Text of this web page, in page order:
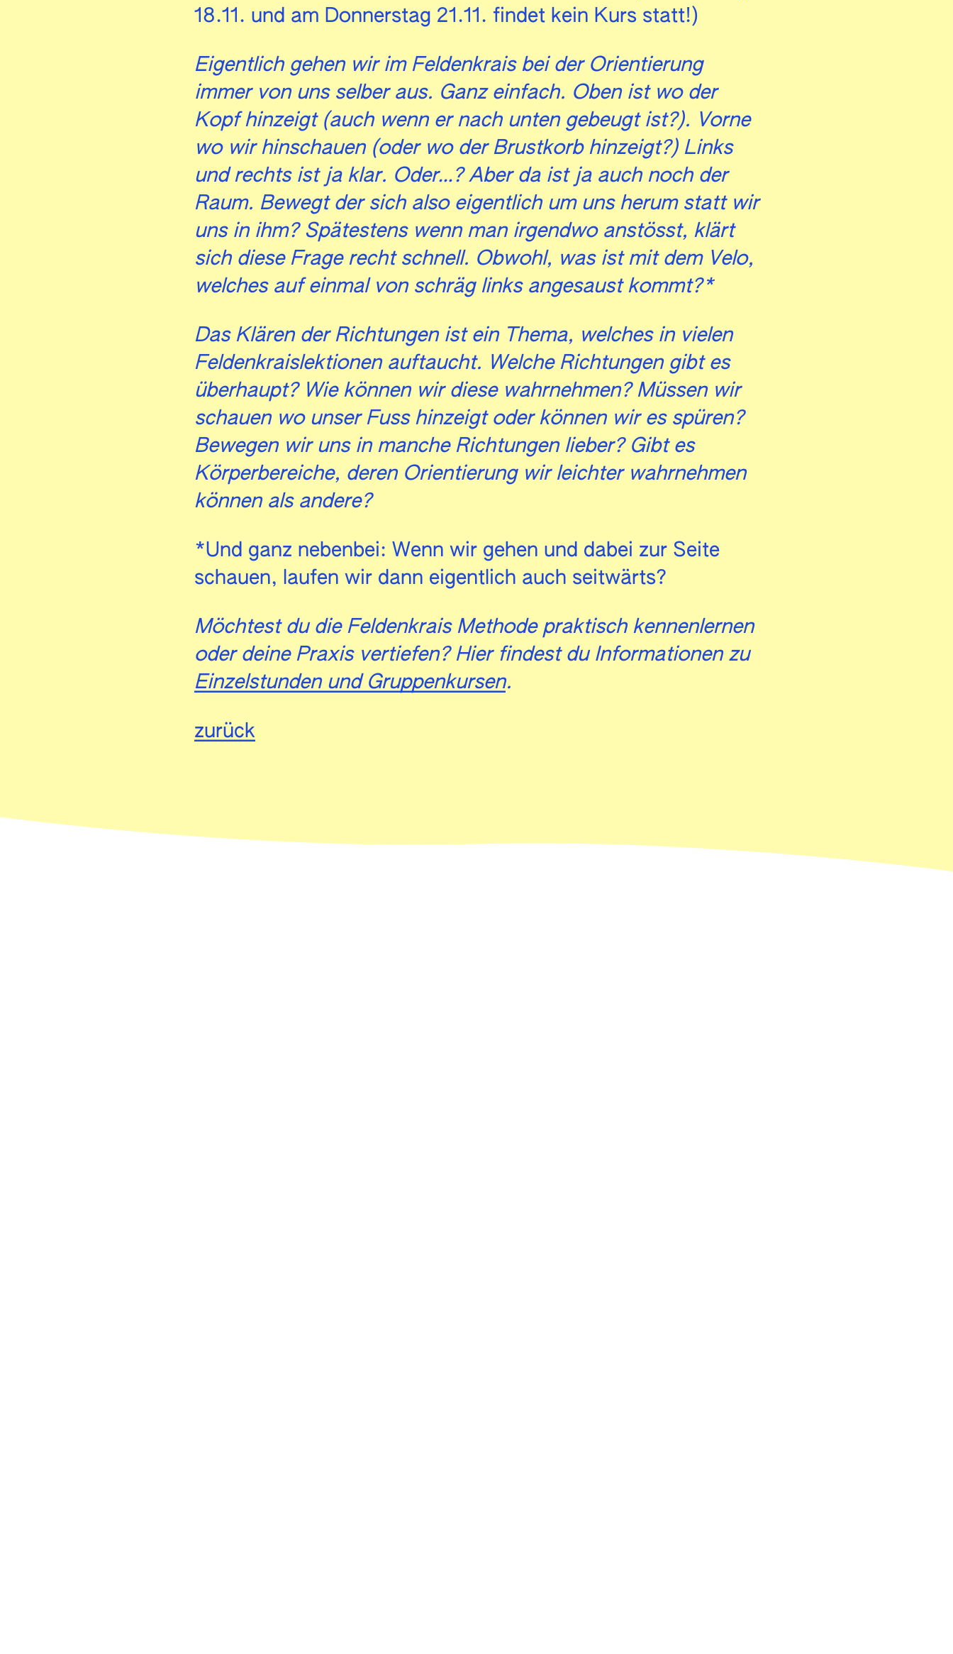
18.11. und am Donnerstag 21.11. findet kein Kurs statt!)
Eigentlich gehen wir im Feldenkrais bei der Orientierung
immer von uns selber aus. Ganz einfach. Oben ist wo der
Kopf hinzeigt (auch wenn er nach unten gebeugt ist?). Vorne
wo wir hinschauen (oder wo der Brustkorb hinzeigt?) Links
und rechts ist ja klar. Oder…? Aber da ist ja auch noch der
Raum. Bewegt der sich also eigentlich um uns herum statt wir
uns in ihm? Spätestens wenn man irgendwo anstösst, klärt
sich diese Frage recht schnell. Obwohl, was ist mit dem Velo,
welches auf einmal von schräg links angesaust kommt?*
Das Klären der Richtungen ist ein Thema, welches in vielen
Feldenkraislektionen auftaucht. Welche Richtungen gibt es
überhaupt? Wie können wir diese wahrnehmen? Müssen wir
schauen wo unser Fuss hinzeigt oder können wir es spüren?
Bewegen wir uns in manche Richtungen lieber? Gibt es
Körperbereiche, deren Orientierung wir leichter wahrnehmen
können als andere?
*Und ganz nebenbei: Wenn wir gehen und dabei zur Seite
schauen, laufen wir dann eigentlich auch seitwärts?
Möchtest du die Feldenkrais Methode praktisch kennenlernen
oder deine Praxis vertiefen? Hier findest du Informationen zu
Einzelstunden und Gruppenkursen.
zurück